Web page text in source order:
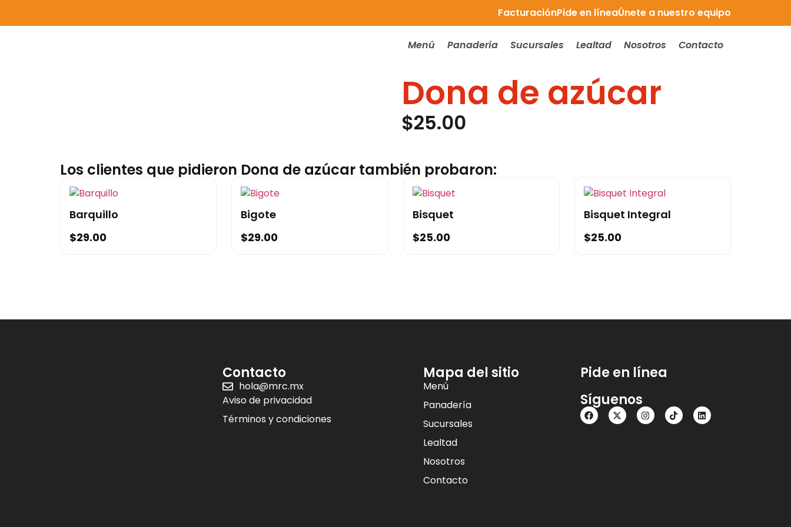
FacturaciónPide en líneaÚnete a nuestro equipo
Menú Panadería Sucursales Lealtad Nosotros Contacto
Dona de azúcar
$25.00
Los clientes que pidieron Dona de azúcar también probaron:
Barquillo
$29.00
Bigote
$29.00
Bisquet
$25.00
Bisquet Integral
$25.00
Contacto
hola@mrc.mx
Aviso de privacidad
Términos y condiciones
Mapa del sitio
Menú
Panadería
Sucursales
Lealtad
Nosotros
Contacto
Pide en línea
Síguenos